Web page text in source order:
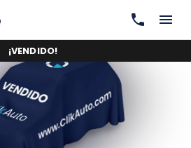
¡VENDIDO!